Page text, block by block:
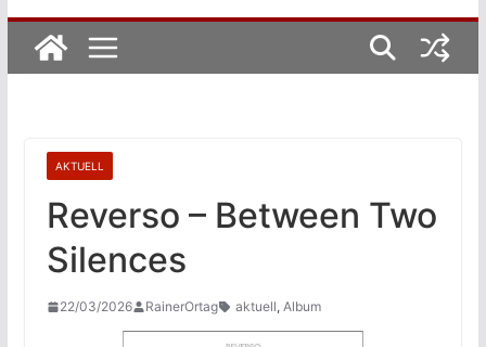
AKTUELL
Reverso – Between Two
Silences
22/03/2026 RainerOrtag aktuell, Album